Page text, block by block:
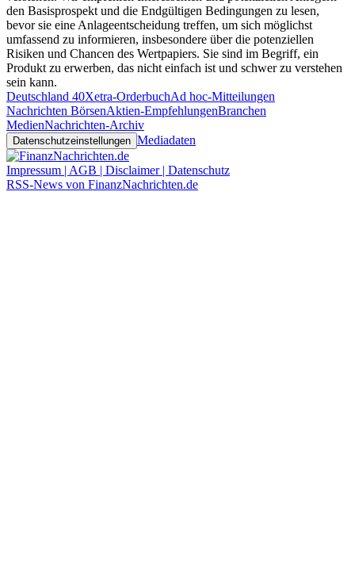
den Basisprospekt und die Endgültigen Bedingungen zu lesen,
bevor sie eine Anlageentscheidung treffen, um sich möglichst
umfassend zu informieren, insbesondere über die potenziellen
Risiken und Chancen des Wertpapiers. Sie sind im Begriff, ein
Produkt zu erwerben, das nicht einfach ist und schwer zu verstehen
sein kann.
Deutschland 40Xetra-OrderbuchAd hoc-Mitteilungen
Nachrichten BörsenAktien-EmpfehlungenBranchen
MedienNachrichten-Archiv
Datenschutzeinstellungen Mediadaten
Impressum | AGB | Disclaimer | Datenschutz
RSS-News von FinanzNachrichten.de